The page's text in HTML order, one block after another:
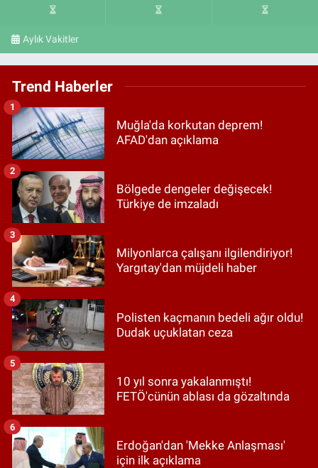
Aylık Vakitler
Trend Haberler
Muğla'da korkutan deprem!
AFAD'dan açıklama
1
Bölgede dengeler değişecek!
Türkiye de imzaladı
2
Milyonlarca çalışanı ilgilendiriyor!
Yargıtay'dan müjdeli haber
3
Polisten kaçmanın bedeli ağır oldu!
Dudak uçuklatan ceza
4
10 yıl sonra yakalanmıştı!
FETÖ'cünün ablası da gözaltında
5
Erdoğan'dan 'Mekke Anlaşması'
için ilk açıklama
6